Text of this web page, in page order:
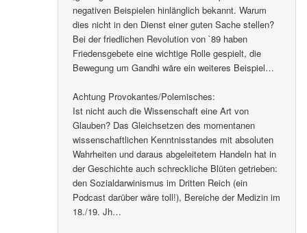
negativen Beispielen hinlänglich bekannt. Warum
dies nicht in den Dienst einer guten Sache stellen?
Bei der friedlichen Revolution von `89 haben
Friedensgebete eine wichtige Rolle gespielt, die
Bewegung um Gandhi wäre ein weiteres Beispiel…
Achtung Provokantes/Polemisches:
Ist nicht auch die Wissenschaft eine Art von
Glauben? Das Gleichsetzen des momentanen
wissenschaftlichen Kenntnisstandes mit absoluten
Wahrheiten und daraus abgeleitetem Handeln hat in
der Geschichte auch schreckliche Blüten getrieben:
den Sozialdarwinismus im Dritten Reich (ein
Podcast darüber wäre toll!), Bereiche der Medizin im
18./19. Jh…